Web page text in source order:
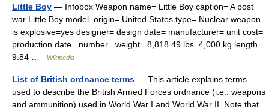
Little Boy — Infobox Weapon name= Little Boy caption= A post
war Little Boy model. origin= United States type= Nuclear weapon
is explosive=yes designer= design date= manufacturer= unit cost=
production date= number= weight= 8,818.49 lbs. 4,000 kg length=
9.84 …
Wikipedia
List of British ordnance terms — This article explains terms
used to describe the British Armed Forces ordnance (i.e.: weapons
and ammunition) used in World War I and World War II. Note that